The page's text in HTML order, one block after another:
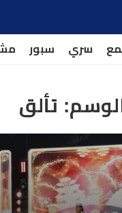
سري سبور
تألق